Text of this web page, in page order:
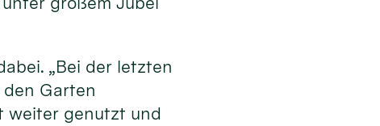
„Bei der letzten
Garten
weiter genutzt und